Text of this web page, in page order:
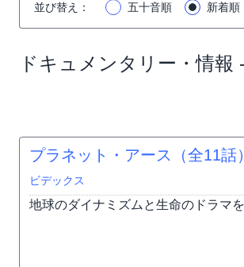
並び替え ： 五十音順 新着順
ドキュメンタリー・情報
プラネット・アース（全11話）
ビデックス
地球のダイナミズムと生命のドラマ